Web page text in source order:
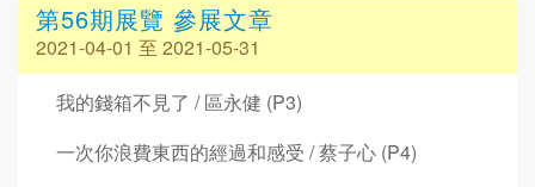
第56期展覽 參展文章
2021-04-01 至 2021-05-31
我的錢箱不見了 / 區永健 (P3)
一次你浪費東西的經過和感受 / 蔡子心 (P4)